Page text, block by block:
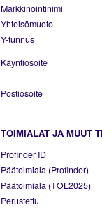
Markkinointinimi
Yhteisömuoto
Y-tunnus
Käyntiosoite
Postiosoite
TOIMIALAT JA MUUT
Profinder ID
Päätoimiala (Profinder)
Päätoimiala (TOL2025)
Perustettu